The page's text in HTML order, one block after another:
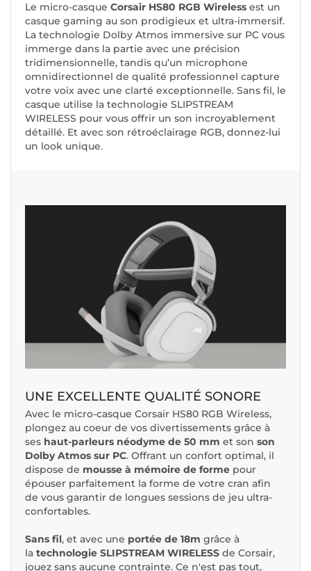
Le micro-casque Corsair HS80 RGB Wireless est un
casque gaming au son prodigieux et ultra-immersif.
La technologie Dolby Atmos immersive sur PC vous
immerge dans la partie avec une précision
tridimensionnelle, tandis qu’un microphone
omnidirectionnel de qualité professionnel capture
votre voix avec une clarté exceptionnelle. Sans fil, le
casque utilise la technologie SLIPSTREAM
WIRELESS pour vous offrir un son incroyablement
détaillé. Et avec son rétroéclairage RGB, donnez-lui
un look unique.
UNE EXCELLENTE QUALITÉ SONORE
Avec le micro-casque Corsair HS80 RGB Wireless,
plongez au coeur de vos divertissements grâce à
ses haut-parleurs néodyme de 50 mm et son son
Dolby Atmos sur PC. Offrant un confort optimal, il
dispose de mousse à mémoire de forme pour
épouser parfaitement la forme de votre cran afin
de vous garantir de longues sessions de jeu ultra-
confortables.
Sans fil, et avec une portée de 18m grâce à
la technologie SLIPSTREAM WIRELESS de Corsair,
jouez sans aucune contrainte. Ce n'est pas tout,